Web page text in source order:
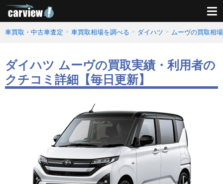
車買取・中古車査定 車買取相場を調べる ダイハツ ムーヴの買取相
ダイハツ ムーヴの買取実績・利用者の
クチコミ詳細【毎日更新】